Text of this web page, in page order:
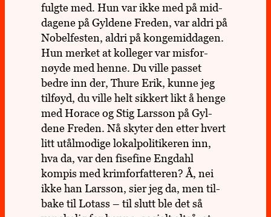
fulgte med. Hun var ikke med på mid­
da­gene på Gyl­dene Freden, var aldri på
Nobel­fes­ten, aldri på konge­mid­da­gen.
Hun merket at kol­le­ger var mis­for­
nøyde med henne. Du ville passet
bedre inn der, Thure Erik, kunne jeg
til­føyd, du ville helt sik­kert likt å henge
med Horace og Stig Lars­son på Gyl­
dene Freden. Nå skyter den etter hvert
litt utål­mo­dige lokal­po­li­ti­ke­ren inn,
hva da, var den fise­fine Eng­dahl
kompis med krim­for­fat­te­ren? Å, nei
ikke han Lars­son, sier jeg da, men til­
bake til Lotass – til slutt ble det så